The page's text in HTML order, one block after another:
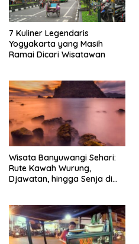
7 Kuliner Legendaris
Yogyakarta yang Masih
Ramai Dicari Wisatawan
Wisata Banyuwangi Sehari:
Rute Kawah Wurung,
Djawatan, hingga Senja di